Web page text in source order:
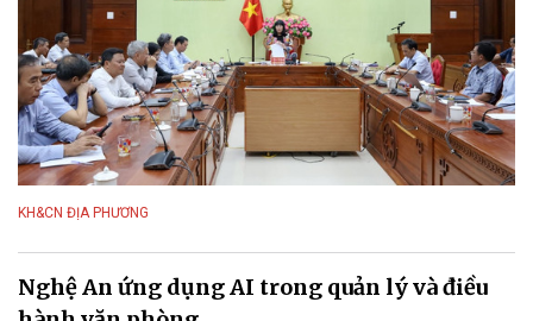
KH&CN ĐỊA PHƯƠNG
Nghệ An ứng dụng AI trong quản lý và điều